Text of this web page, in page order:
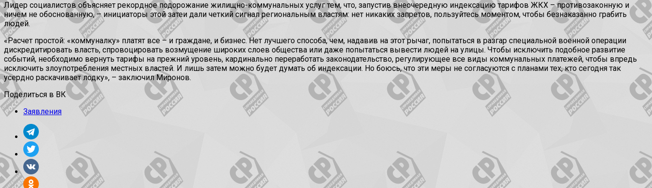
Лидер социалистов объясняет рекордное подорожание жилищно-коммунальных услуг тем, что, запустив внеочередную индексацию тарифов ЖКХ – противозаконную и
ничем не обоснованную, – инициаторы этой затеи дали четкий сигнал региональным властям: нет никаких запретов, пользуйтесь моментом, чтобы безнаказанно грабить
людей.
«Расчет простой: «коммуналку» платят все – и граждане, и бизнес. Нет лучшего способа, чем, надавив на этот рычаг, попытаться в разгар специальной военной операции
дискредитировать власть, спровоцировать возмущение широких слоев общества или даже попытаться вывести людей на улицы. Чтобы исключить подобное развитие
событий, необходимо вернуть тарифы на прежний уровень, кардинально переработать законодательство, регулирующее все виды коммунальных платежей, чтобы впредь
исключить злоупотребления местных властей. И лишь затем можно будет думать об индексации. Но боюсь, что эти меры не согласуются с планами тех, кто сегодня так
усердно раскачивает лодку», – заключил Миронов.
Поделиться в ВК
Заявления